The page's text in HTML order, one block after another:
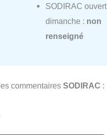
SODIRAC ouvert
dimanche : non
renseigné
commentaires SODIRAC :